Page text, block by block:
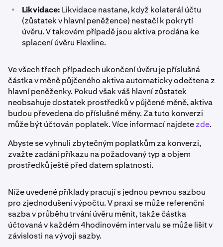
• Likvidace: Likvidace nastane, když kolaterál účtu
(zůstatek v hlavní peněžence) nestačí k pokrytí
úvěru. V takovém případě jsou aktiva prodána ke
splacení úvěru Flexline.
Ve všech třech případech ukončení úvěru je příslušná
částka v měně půjčeného aktiva automaticky odečtena z
hlavní peněženky. Pokud však váš hlavní zůstatek
neobsahuje dostatek prostředků v půjčené měně, aktiva
budou převedena do příslušné měny. Za tuto konverzi
může být účtován poplatek. Více informací najdetezde.
Abyste se vyhnuli zbytečným poplatkům za konverzi,
zvažte zadání příkazu na požadovaný typ a objem
prostředků ještě před datem splatnosti.
Níže uvedené příklady pracují s jednou pevnou sazbou
pro zjednodušení výpočtu. V praxi se může referenční
sazba v průběhu trvání úvěru měnit, takže částka
účtovaná v každém 4hodinovém intervalu se může lišit v
závislosti na vývoji sazby.